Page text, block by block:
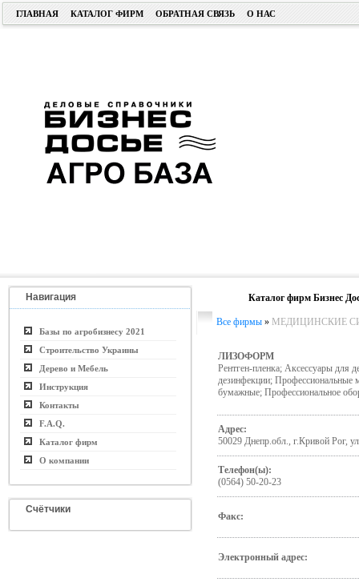
ГЛАВНАЯ КАТАЛОГ ФИРМ ОБРАТНАЯ СВЯЗЬ О НАС
Навигация
Базы по агробизнесу 2021
Строительство Украины
Дерево и Мебель
Инструкция
Контакты
F.A.Q.
Каталог фирм
О компании
Счётчики
Каталог фирм Бизнес
Все фирмы » МЕДИЦИНСКИЕ
ЛИЗОФОРМ
Рентген-пленка; Аксессуары для
дезинфекции; Профессиональные
бумажные; Профессиональное
Адрес:
50029 Днепр.обл., г.Кривой Рог,
Телефон(ы):
(0564) 50-20-23
Факс:
Электронный адрес: